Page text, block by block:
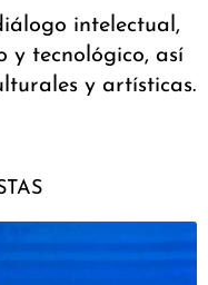
intelectual,
y tecnológico, así
y artísticas.